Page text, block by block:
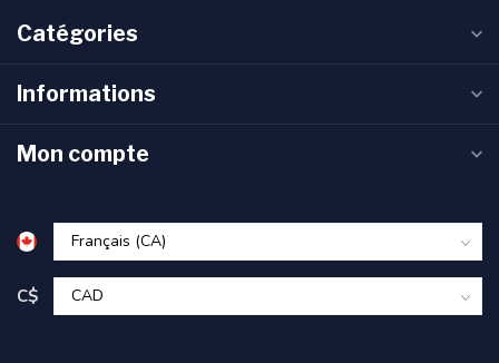
Catégories
Informations
Mon compte
C$